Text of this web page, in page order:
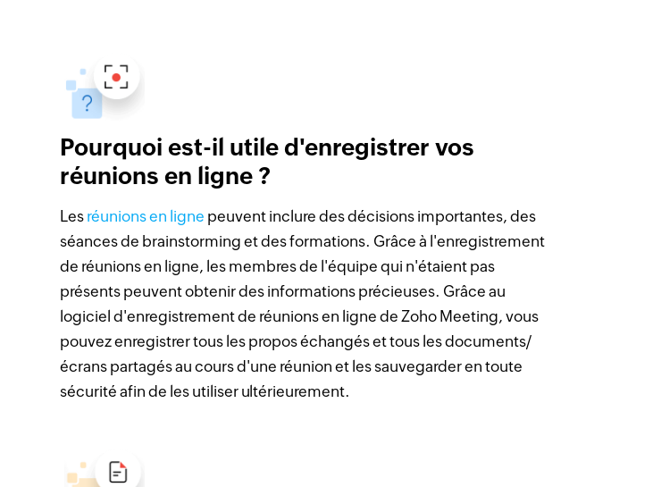
Pourquoi est-il utile d'enregistrer vos
réunions en ligne ?
Les réunions en ligne peuvent inclure des décisions importantes, des
séances de brainstorming et des formations. Grâce à l'enregistrement
de réunions en ligne, les membres de l'équipe qui n'étaient pas
présents peuvent obtenir des informations précieuses. Grâce au
logiciel d'enregistrement de réunions en ligne de Zoho Meeting, vous
pouvez enregistrer tous les propos échangés et tous les documents/
écrans partagés au cours d'une réunion et les sauvegarder en toute
sécurité afin de les utiliser ultérieurement.